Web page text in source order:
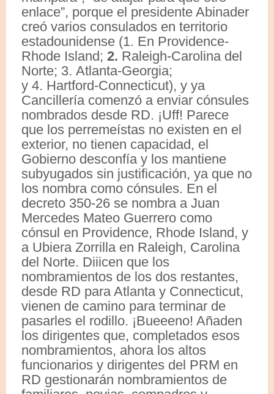
enlace”, porque el presidente Abinader
creó varios consulados en territorio
estadounidense (1. En Providence-
Rhode Island; 2. Raleigh-Carolina del
Norte; 3. Atlanta-Georgia;
y 4. Hartford-Connecticut), y ya
Cancillería comenzó a enviar cónsules
nombrados desde RD. ¡Uff! Parece
que los perremeístas no existen en el
exterior, no tienen capacidad, el
Gobierno desconfía y los mantiene
subyugados sin justificación, ya que no
los nombra como cónsules. En el
decreto 350-26 se nombra a Juan
Mercedes Mateo Guerrero como
cónsul en Providence, Rhode Island, y
a Ubiera Zorrilla en Raleigh, Carolina
del Norte. Diiicen que los
nombramientos de los dos restantes,
desde RD para Atlanta y Connecticut,
vienen de camino para terminar de
pasarles el rodillo. ¡Bueeeno! Añaden
los dirigentes que, completados esos
nombramientos, ahora los altos
funcionarios y dirigentes del PRM en
RD gestionarán nombramientos de